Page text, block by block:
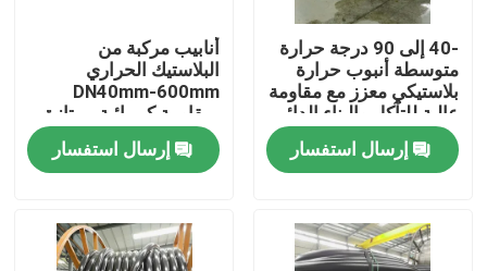
منزل
-40 إلى 90 درجة حرارة
متوسطة أنبوب حرارة
بلاستيكي معزز مع مقاومة
عالية للتآكل والبناء الدائم
إرسال استفسار
أنابيب مركبة من
البلاستيك الحراري
DN40mm-600mm
بمقاومة كيميائية ممتازة
وخدمة قطع
إرسال استفسار